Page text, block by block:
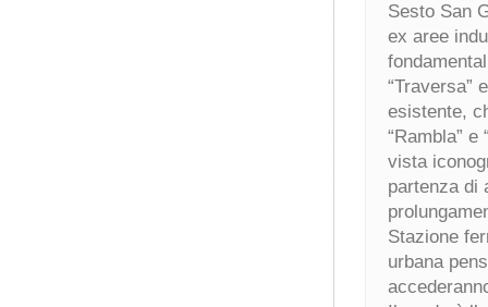
Sesto San
ex aree
“Traversa”
esistente,
“Rambla”
vista
partenza di
Stazione
urbana